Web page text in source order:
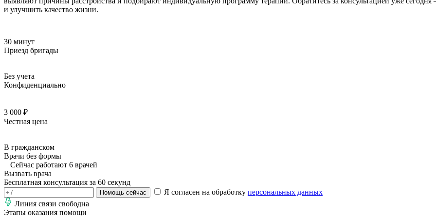
и улучшить качество жизни.
30 минут
Приезд бригады
Без учета
Конфиденциально
3 000 ₽
Честная цена
В гражданском
Врачи без формы
Сейчас работают 6 врачей
Вызвать врача
Бесплатная консультация за 60 секунд
Помощь сейчас Я согласен на обработку персональных данных
Линия связи свободна
Этапы оказания помощи